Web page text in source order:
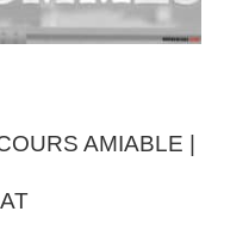
AMIABLE |